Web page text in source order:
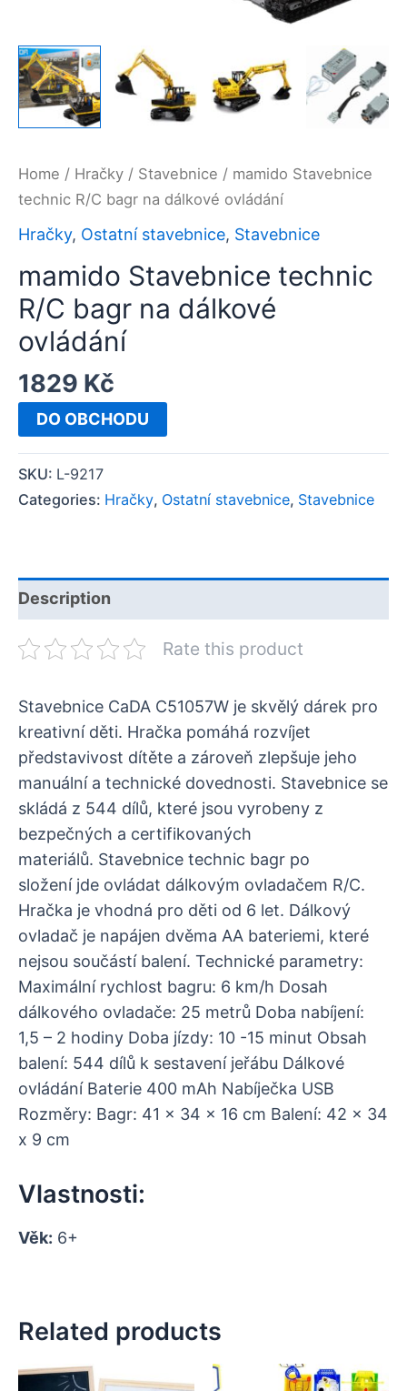
Home / Hračky / Stavebnice / mamido Stavebnice
technic R/C bagr na dálkové ovládání
Hračky, Ostatní stavebnice, Stavebnice
mamido Stavebnice technic
R/C bagr na dálkové
ovládání
1829 Kč
DO OBCHODU
SKU: L-9217
Categories: Hračky, Ostatní stavebnice, Stavebnice
Description
Rate this product
Stavebnice CaDA C51057W je skvělý dárek pro
kreativní děti. Hračka pomáhá rozvíjet
představivost dítěte a zároveň zlepšuje jeho
manuální a technické dovednosti. Stavebnice se
skládá z 544 dílů, které jsou vyrobeny z
bezpečných a certifikovaných
materiálů. Stavebnice technic bagr po
složení jde ovládat dálkovým ovladačem R/C.
Hračka je vhodná pro děti od 6 let. Dálkový
ovladač je napájen dvěma AA bateriemi, které
nejsou součástí balení. Technické parametry:
Maximální rychlost bagru: 6 km/h Dosah
dálkového ovladače: 25 metrů Doba nabíjení:
1,5 – 2 hodiny Doba jízdy: 10 -15 minut Obsah
balení: 544 dílů k sestavení jeřábu Dálkové
ovládání Baterie 400 mAh Nabíječka USB
Rozměry: Bagr: 41 x 34 x 16 cm Balení: 42 x 34
x 9 cm
Vlastnosti:
Věk: 6+
Related products